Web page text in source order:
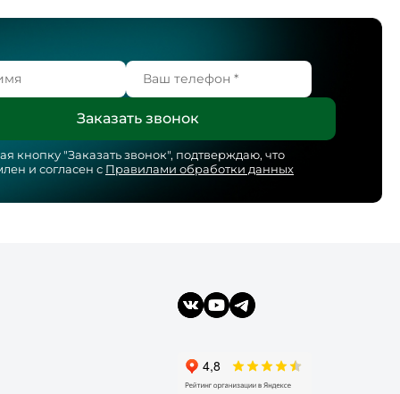
кнопку "Заказать звонок", подтверждаю, что
и согласен с Правилами обработки данных